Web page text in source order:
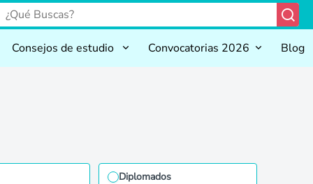
Consejos de estudio Convocatorias 2026 Blog
Diplomados